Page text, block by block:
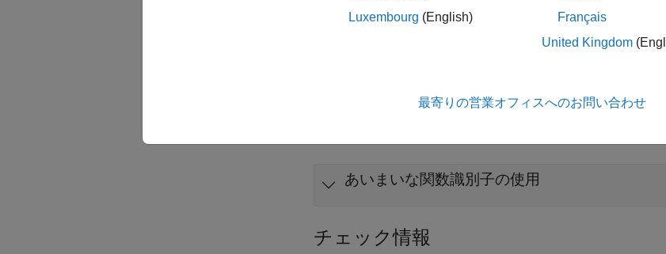
トラブルシューティング
ルール違反を想定していてもその違反が表示されない場合、
あいまいな関数識別子の使用
チェック情報
Luxembourg (English)
Français
United Kingdom
最寄りの営業オフィスへのお問い合わせ